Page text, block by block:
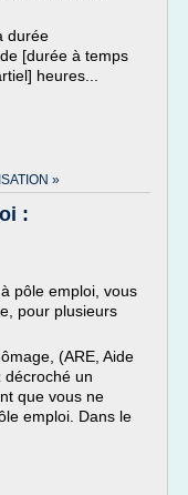
durée
[durée à temps
heures...
»
:
pôle emploi, vous
pour plusieurs
(ARE, Aide
décroché un
que vous ne
emploi. Dans le